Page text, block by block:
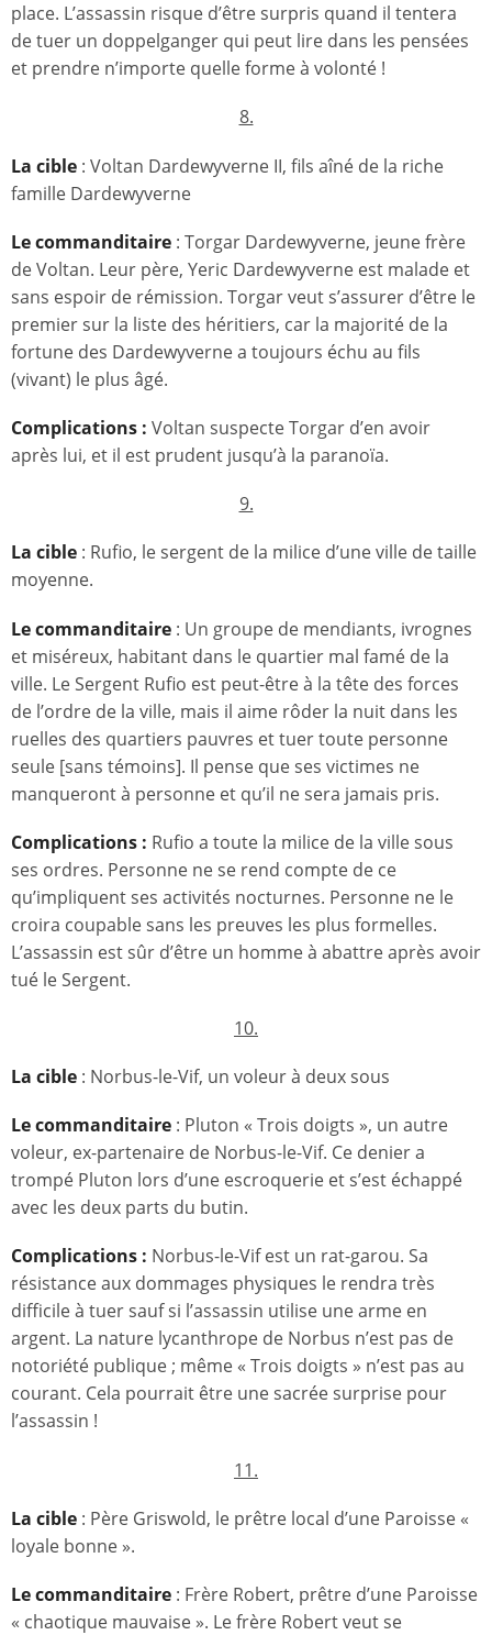
place. L’assassin risque d’être surpris quand il tentera
de tuer un doppelganger qui peut lire dans les pensées
et prendre n’importe quelle forme à volonté !
8.
La cible : Voltan Dardewyverne II, fils aîné de la riche
famille Dardewyverne
Le commanditaire : Torgar Dardewyverne, jeune frère
de Voltan. Leur père, Yeric Dardewyverne est malade et
sans espoir de rémission. Torgar veut s’assurer d’être le
premier sur la liste des héritiers, car la majorité de la
fortune des Dardewyverne a toujours échu au fils
(vivant) le plus âgé.
Complications : Voltan suspecte Torgar d’en avoir
après lui, et il est prudent jusqu’à la paranoïa.
9.
La cible : Rufio, le sergent de la milice d’une ville de taille
moyenne.
Le commanditaire : Un groupe de mendiants, ivrognes
et miséreux, habitant dans le quartier mal famé de la
ville. Le Sergent Rufio est peut-être à la tête des forces
de l’ordre de la ville, mais il aime rôder la nuit dans les
ruelles des quartiers pauvres et tuer toute personne
seule [sans témoins]. Il pense que ses victimes ne
manqueront à personne et qu’il ne sera jamais pris.
Complications : Rufio a toute la milice de la ville sous
ses ordres. Personne ne se rend compte de ce
qu’impliquent ses activités nocturnes. Personne ne le
croira coupable sans les preuves les plus formelles.
L’assassin est sûr d’être un homme à abattre après avoir
tué le Sergent.
10.
La cible : Norbus-le-Vif, un voleur à deux sous
Le commanditaire : Pluton « Trois doigts », un autre
voleur, ex-partenaire de Norbus-le-Vif. Ce denier a
trompé Pluton lors d’une escroquerie et s’est échappé
avec les deux parts du butin.
Complications : Norbus-le-Vif est un rat-garou. Sa
résistance aux dommages physiques le rendra très
difficile à tuer sauf si l’assassin utilise une arme en
argent. La nature lycanthrope de Norbus n’est pas de
notoriété publique ; même « Trois doigts » n’est pas au
courant. Cela pourrait être une sacrée surprise pour
l’assassin !
11.
La cible : Père Griswold, le prêtre local d’une Paroisse «
loyale bonne ».
Le commanditaire : Frère Robert, prêtre d’une Paroisse
« chaotique mauvaise ». Le frère Robert veut se